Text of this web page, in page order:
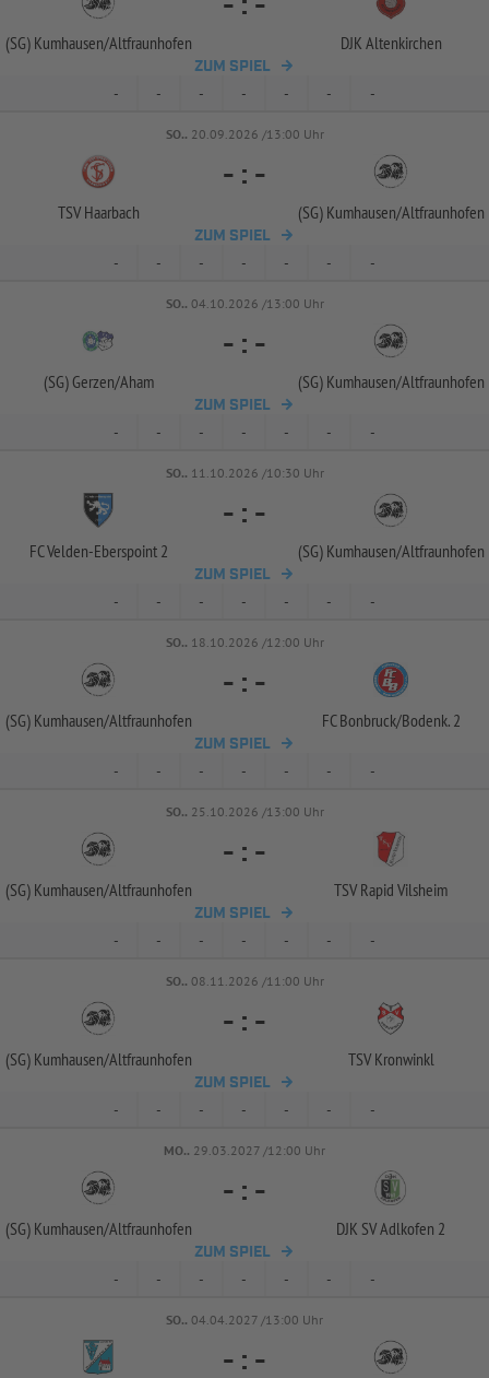
(SG) Kumhausen/Altfraunhofen DJK Altenkirchen
ZUM SPIEL
- - - - - - -
SO.. 20.09.2026 /13:00 Uhr
TSV Haarbach
- : -
(SG) Kumhausen/Altfraunhofen
ZUM SPIEL
- - - - - - -
SO.. 04.10.2026 /13:00 Uhr
(SG) Gerzen/Aham
- : -
(SG) Kumhausen/Altfraunhofen
ZUM SPIEL
- - - - - - -
SO.. 11.10.2026 /10:30 Uhr
FC Velden-Eberspoint 2
- : -
(SG) Kumhausen/Altfraunhofen
ZUM SPIEL
- - - - - - -
SO.. 18.10.2026 /12:00 Uhr
(SG) Kumhausen/Altfraunhofen
- : -
FC Bonbruck/Bodenk. 2
ZUM SPIEL
- - - - - - -
SO.. 25.10.2026 /13:00 Uhr
(SG) Kumhausen/Altfraunhofen
- : -
TSV Rapid Vilsheim
ZUM SPIEL
- - - - - - -
SO.. 08.11.2026 /11:00 Uhr
(SG) Kumhausen/Altfraunhofen
- : -
TSV Kronwinkl
ZUM SPIEL
- - - - - - -
MO.. 29.03.2027 /12:00 Uhr
(SG) Kumhausen/Altfraunhofen
- : -
DJK SV Adlkofen 2
ZUM SPIEL
- - - - - - -
SO.. 04.04.2027 /13:00 Uhr
- : -